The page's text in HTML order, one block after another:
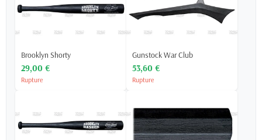
Brooklyn Shorty
29,00 €
Rupture
Gunstock War Club
53,60 €
Rupture